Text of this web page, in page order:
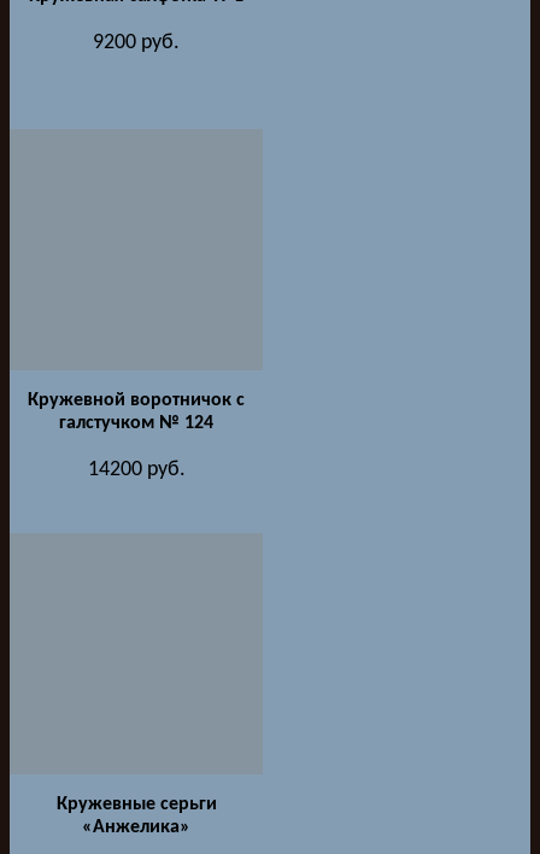
9200 руб.
Кружевной воротничок с
галстучком № 124
14200руб.
Кружевные серьги
«Анжелика»